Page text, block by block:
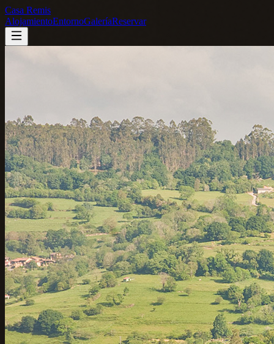
Casa Remis
AlojamientoEntornoGaleríaReservar